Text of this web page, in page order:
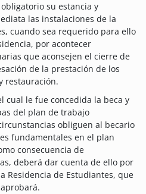
su estancia y
las instalaciones de la
cuando sea requerido para ello
por acontecer
que aconsejen el cierre de
de la prestación de los
restauración.
cual le fue concedida la beca y
del plan de trabajo
obliguen al becario
fundamentales en el plan
consecuencia de
deberá dar cuenta de ello por
Residencia de Estudiantes, que